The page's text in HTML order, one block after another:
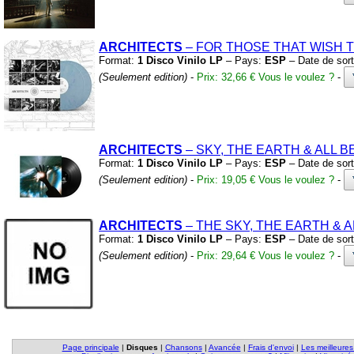
ARCHITECTS – FOR THOSE THAT WISH
Format: 1 Disco Vinilo LP – Pays: ESP – Date de
(Seulement edition) - Prix: 32,66 € Vous le voulez ? -
ARCHITECTS – SKY, THE EARTH & ALL
Format: 1 Disco Vinilo LP – Pays: ESP – Date de
(Seulement edition) - Prix: 19,05 € Vous le voulez ? -
ARCHITECTS – THE SKY, THE EARTH &
Format: 1 Disco Vinilo LP – Pays: ESP – Date de
(Seulement edition) - Prix: 29,64 € Vous le voulez ? -
Page principale | Disques | Chansons| Avancée | Frais d'envoi| Les